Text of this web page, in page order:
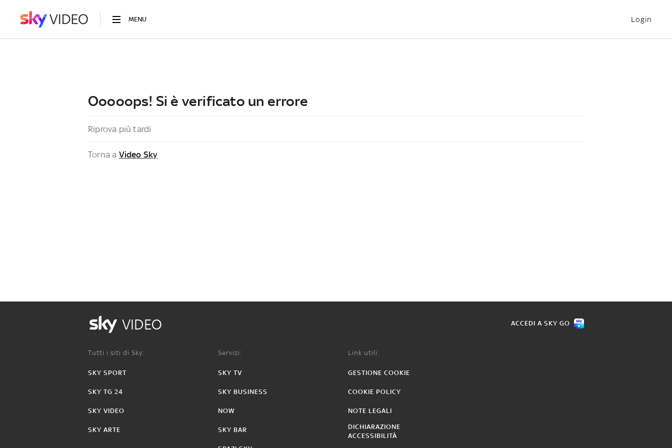
MENU Login
Ooooops! Si è verificato un errore
Riprova più tardi
Torna a Video Sky
VIDEO ACCEDI A SKY GO
Tutti i siti di Sky:
SKY SPORT
SKY TG 24
SKY VIDEO
SKY ARTE
Servizi:
SKY TV
SKY BUSINESS
NOW
SKY BAR
Link utili:
GESTIONE COOKIE
COOKIE POLICY
NOTE LEGALI
DICHIARAZIONE
ACCESSIBILITÀ